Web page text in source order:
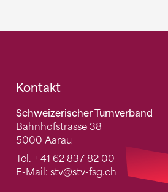
Fusszeile
Kontakt
Schweizerischer Turnverband
Bahnhofstrasse 38
5000 Aarau
Tel. + 41 62 837 82 00
E-Mail: stv@stv-fsg.ch